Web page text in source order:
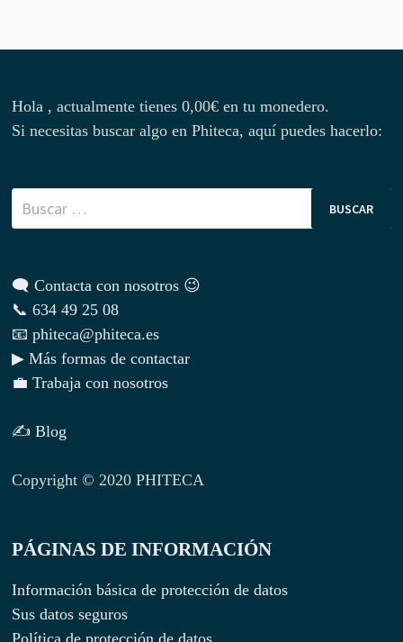
Hola , actualmente tienes0,00€ en tu monedero.
Si necesitas buscar algo en Phiteca, aquí puedes hacerlo:
Buscar:
🗨 Contacta con nosotros 😉
📞 634 49 25 08
📧 phiteca@phiteca.es
▶ Más formas de contactar
💼 Trabaja con nosotros
✍ Blog
Copyright © 2020 PHITECA
PÁGINAS DE INFORMACIÓN
Información básica de protección de datos
Sus datos seguros